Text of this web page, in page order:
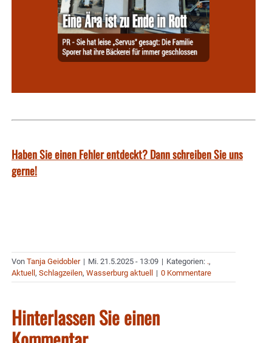
Haben Sie einen Fehler entdeckt? Dann schreiben Sie uns
gerne!
Von Tanja Geidobler | Mi. 21.5.2025 - 13:09 | Kategorien: .,
Aktuell, Schlagzeilen, Wasserburg aktuell | 0 Kommentare
Hinterlassen Sie einen